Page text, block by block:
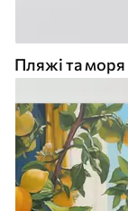
Пляжі та моря